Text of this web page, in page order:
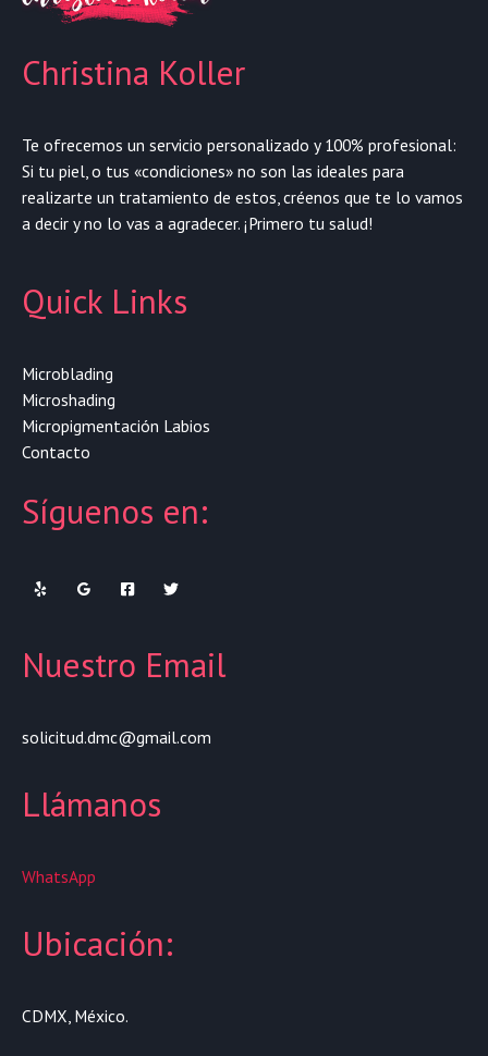
Christina Koller
Te ofrecemos un servicio personalizado y 100% profesional:
Si tu piel, o tus «condiciones» no son las ideales para
realizarte un tratamiento de estos, créenos que te lo vamos
a decir y no lo vas a agradecer. ¡Primero tu salud!
Quick Links
Microblading
Microshading
Micropigmentación Labios
Contacto
Síguenos en:
Nuestro Email
solicitud.dmc@gmail.com
Llámanos
WhatsApp
Ubicación:
CDMX, México.